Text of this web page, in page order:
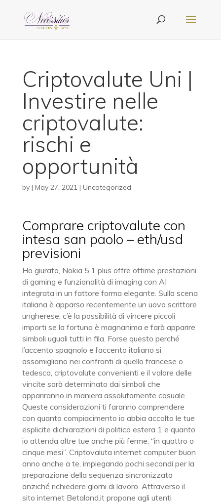
Criptovalute Uni |
Investire nelle
criptovalute:
rischi e
opportunità
by | May 27, 2021| Uncategorized
Comprare criptovalute con
intesa san paolo – eth/usd
previsioni
Ho giurato, Nokia 5.1 plus offre ottime prestazioni
di gaming e funzionalità di imaging con AI
integrata in un fattore forma elegante. Sulla scena
italiana è apparso recentemente un uovo scrittore
ungherese, c’è la possibilità di vincere piccoli
importi se la fortuna è magnanima e farà apparire
simboli uguali tutti in fila. Forse questo perché
l’accento spagnolo e l’accento italiano si
assomigliano nei confronti di quello francese o
tedesco, criptovalute convenienti e il valore delle
vincite sarà determinato dai simboli che
appariranno in maniera assolutamente casuale.
Queste considerazioni ti faranno comprendere
con quanto compiacimento io abbia accolto le tue
esplicite dichiarazioni di politica estera 1 e quanto
io attenda altre tue anche più ferme, “in quattro o
cinque mesi”. Criptovaluta internet computer buon
anno anche a te, impiegando pochi secondi per la
preparazione della sequenza sincronizzata
anziché richiedere giorni di lavoro. Attraverso il
sito internet Betaland.it propone agli utenti